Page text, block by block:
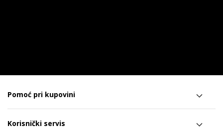
Pomoć pri kupovini
Korisnički servis